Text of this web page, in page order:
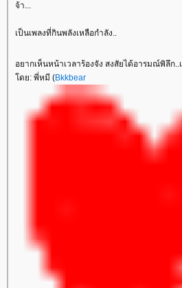
จ้า...
เป็นเพลงที่กินพลังเหลือกำลัง..
อยากเห็นหน้าเวลาร้องจัง สงสัยได้อารมณ์พิลึก..
ดย: พี่หมี (Bkkbear